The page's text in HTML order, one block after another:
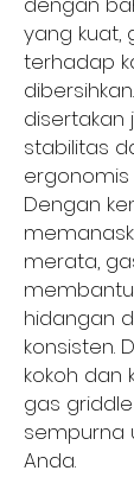
yang kuat,
terhadap
disertakan
stabilitas
Dengan
merata,
hidangan
konsisten.
kokoh dan
gas
sempurna
Anda.